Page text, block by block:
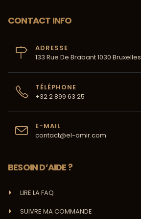
CONTACT INFO
ADRESSE
133 Rue De Brabant 1030 Bruxelles
TÉLÉPHONE
+32 2 899 63 25
E-MAIL
contact@el-amir.com
BESOIN D’AIDE ?
LIRE LA FAQ
SUIVRE MA COMMANDE